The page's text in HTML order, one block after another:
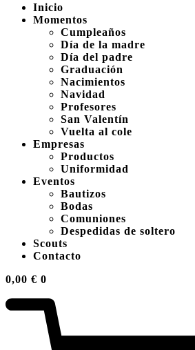
Inicio
Momentos
Cumpleaños
Día de la madre
Día del padre
Graduación
Nacimientos
Navidad
Profesores
San Valentín
Vuelta al cole
Empresas
Productos
Uniformidad
Eventos
Bautizos
Bodas
Comuniones
Despedidas de soltero
Scouts
Contacto
0,00 € 0